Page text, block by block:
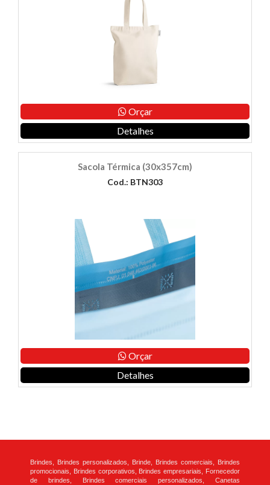
Orçar
Detalhes
Sacola Térmica (30x357cm)
Cod.: BTN303
Orçar
Detalhes
Brindes, Brindes personalizados, Brinde, Brindes comerciais, Brindes
promocionais, Brindes corporativos, Brindes empresariais, Fornecedor
de brindes, Brindes comerciais personalizados, Canetas